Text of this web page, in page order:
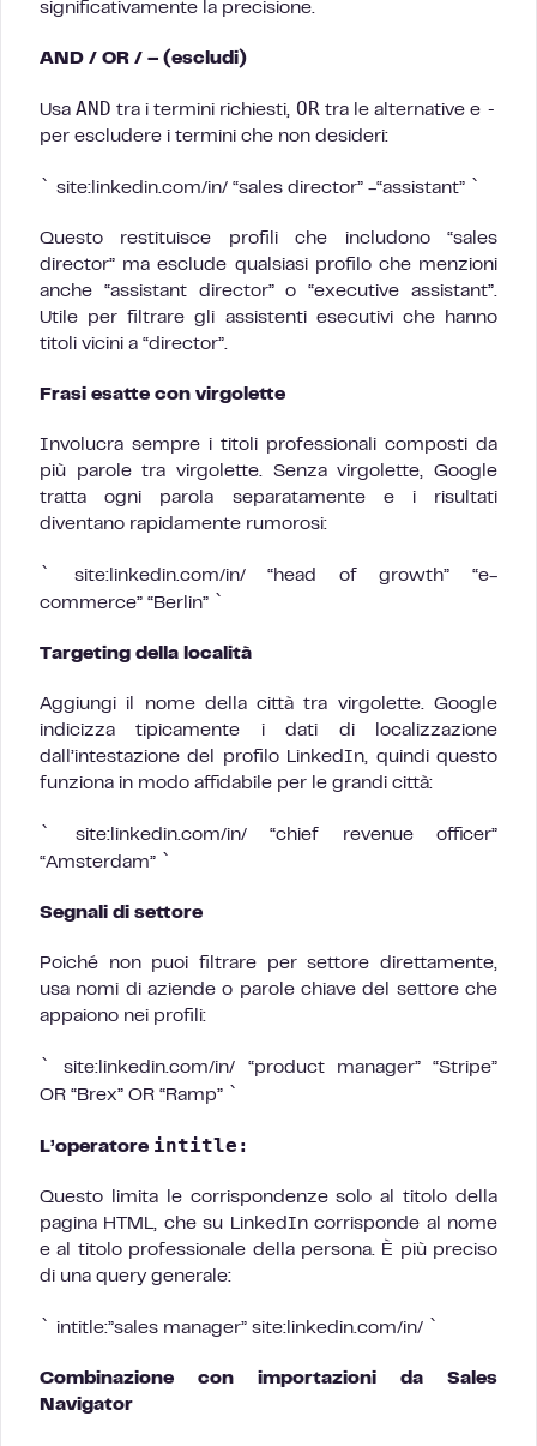
significativamente la precisione.
AND / OR / – (escludi)
UsaAND tra i termini richiesti, ORtra le alternative e -
per escludere i termini che non desideri:
` site:linkedin.com/in/ “sales director” -“assistant” `
Questo restituisce profili che includono “sales
director” ma esclude qualsiasi profilo che menzioni
anche “assistant director” o “executive assistant”.
Utile per filtrare gli assistenti esecutivi che hanno
titoli vicini a “director”.
Frasi esatte con virgolette
Involucra sempre i titoli professionali composti da
più parole tra virgolette. Senza virgolette, Google
tratta ogni parola separatamente e i risultati
diventano rapidamente rumorosi:
`
site:linkedin.com/in/ “head of growth” “e-
commerce” “Berlin” `
Targeting della località
Aggiungi il nome della città tra virgolette. Google
indicizza tipicamente i dati di localizzazione
dall’intestazione del profilo LinkedIn, quindi questo
funziona in modo affidabile per le grandi città:
`
site:linkedin.com/in/ “chief revenue officer”
“Amsterdam” `
Segnali di settore
Poiché non puoi filtrare per settore direttamente,
usa nomi di aziende o parole chiave del settore che
appaiono nei profili:
`
site:linkedin.com/in/ “product manager” “Stripe”
OR “Brex” OR “Ramp” `
L’operatore intitle:
Questo limita le corrispondenze solo al titolo della
pagina HTML, che su LinkedIn corrisponde al nome
e al titolo professionale della persona. È più preciso
di una query generale:
` intitle:”sales manager” site:linkedin.com/in/ `
Combinazione con importazioni da Sales
Navigator